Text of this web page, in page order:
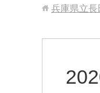
兵庫県立